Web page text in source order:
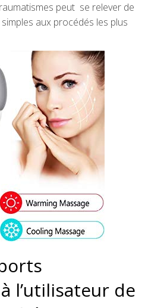
peut se relever de
aux procédés les plus
l’utilisateur de